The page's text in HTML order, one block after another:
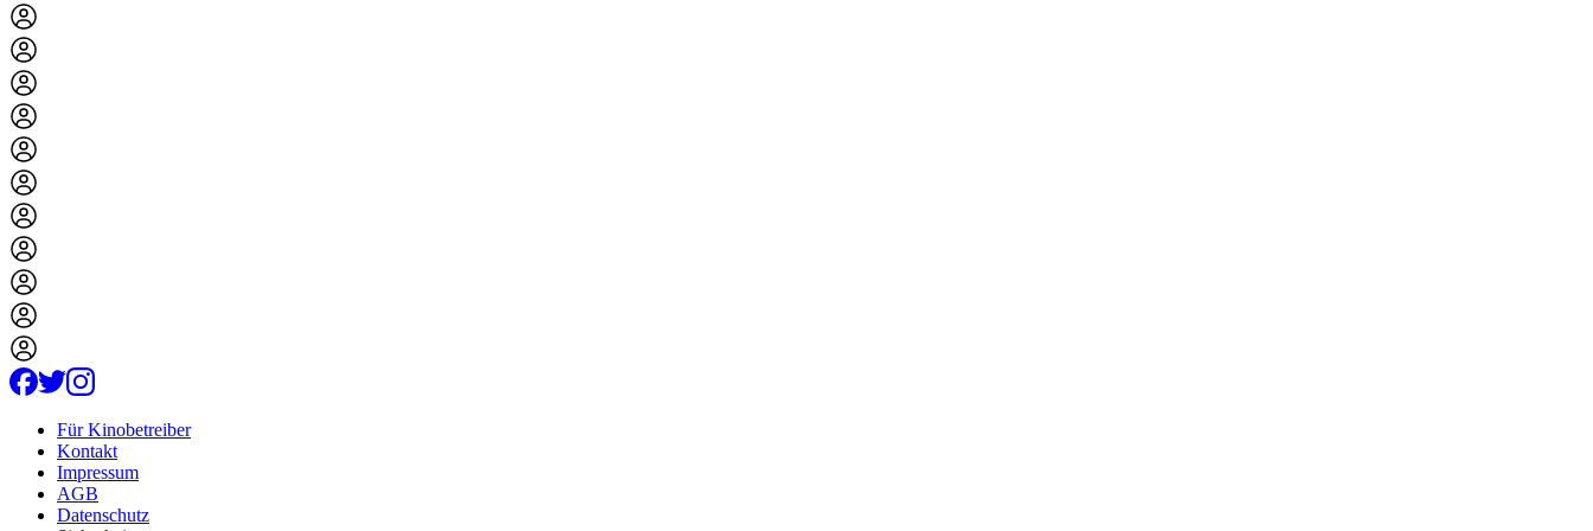
Für Kinobetreiber
Kontakt
Impressum
AGB
Datenschutz